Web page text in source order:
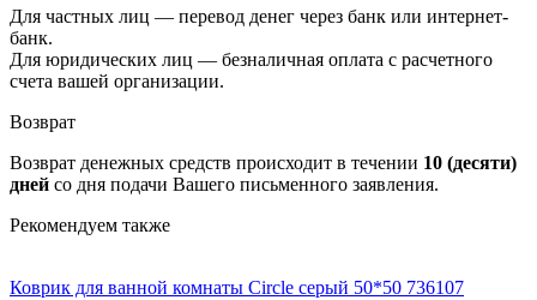
Для частных лиц — перевод денег через банк или интернет-
банк.
Для юридических лиц — безналичная оплата с расчетного
счета вашей организации.
Возврат
Возврат денежных средств происходит в течении 10 (десяти)
дней со дня подачи Вашего письменного заявления.
Рекомендуем также
Коврик для ванной комнаты Circle серый 50*50 736107